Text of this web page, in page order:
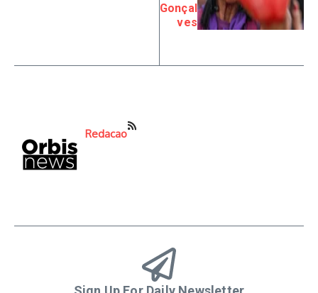
Gonçal
ves
Redacao